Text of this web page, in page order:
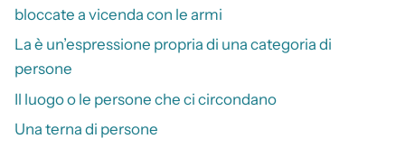
bloccate a vicenda con le armi
La è un’espressione propria di una categoria di
persone
Il luogo o le persone che ci circondano
Una terna di persone